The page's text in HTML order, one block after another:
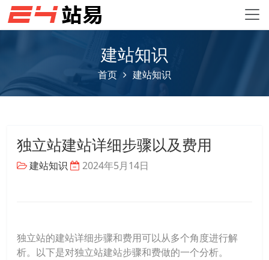
建站知识
首页 建站知识
独立站建站详细步骤以及费用
建站知识 2024年5月14日
独立站的建站详细步骤和费用可以从多个角度进行解
析。以下是对独立站建站步骤和费做的一个分析。